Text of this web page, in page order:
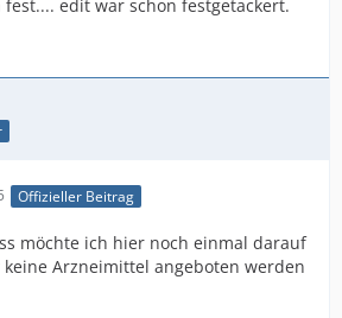
edit war schon festgetackert.
Offizieller Beitrag
möchte ich hier noch einmal darauf
Arzneimittel angeboten werden